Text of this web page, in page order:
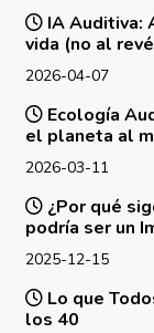
IA Auditiva:
vida (no al
2026-04-07
Ecología
el planeta al
2026-03-11
¿Por qué
podría ser un
2025-12-15
Lo que
los 40